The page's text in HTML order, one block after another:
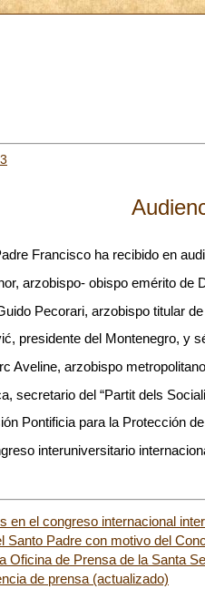
Francisco ha recibido en
arzobispo- obispo emérito de
Pecorari, arzobispo titular
presidente del Montenegro, y
Aveline, arzobispo
secretario del “Partit dels
Pontificia para la Protección
interuniversitario
en el congreso internacional
Santo Padre con motivo del
Oficina de Prensa de la Santa
de prensa (actualizado)